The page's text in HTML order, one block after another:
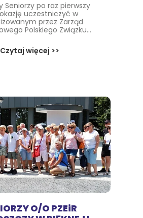
Seniorzy po raz pierwszy
uczestniczyć w
przez Zarząd
Polskiego Związku...
Czytaj więcej >>
O/O PZEiR